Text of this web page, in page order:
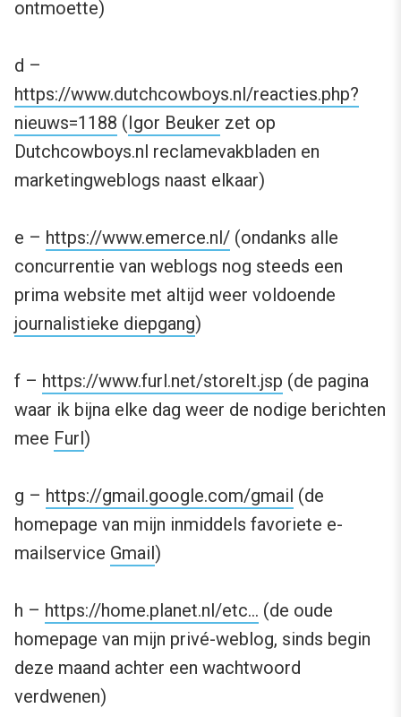
ontmoette)
d –
https://www.dutchcowboys.nl/reacties.php?
nieuws=1188 (Igor Beuker zet op
Dutchcowboys.nl reclamevakbladen en
marketingweblogs naast elkaar)
e – https://www.emerce.nl/ (ondanks alle
concurrentie van weblogs nog steeds een
prima website met altijd weer voldoende
journalistieke diepgang)
f – https://www.furl.net/storeIt.jsp (de pagina
waar ik bijna elke dag weer de nodige berichten
mee Furl)
g – https://gmail.google.com/gmail (de
homepage van mijn inmiddels favoriete e-
mailservice Gmail)
h – https://home.planet.nl/etc… (de oude
homepage van mijn privé-weblog, sinds begin
deze maand achter een wachtwoord
verdwenen)